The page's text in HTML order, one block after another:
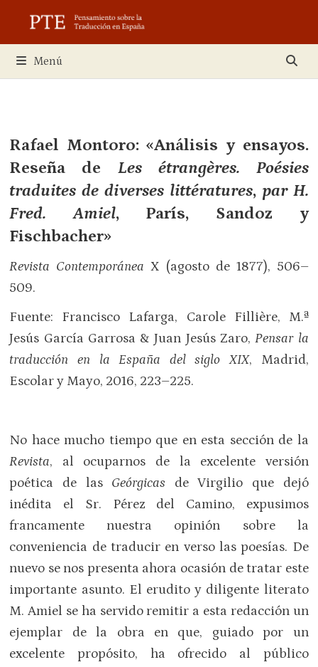
contenido
Menú
Rafael Montoro: «Análisis y ensayos.
Reseña de Les étrangères. Poésies
traduites de diverses littératures, par H.
Fred. Amiel, París, Sandoz y
Fischbacher»
Revista Contemporánea X (agosto de 1877), 506–
509.
Fuente: Francisco Lafarga, Carole Fillière, M.ª
Jesús García Garrosa & Juan Jesús Zaro,Pensar la
traducción en la España del siglo XIX, Madrid,
Escolar y Mayo, 2016, 223–225.
No hace mucho tiempo que en esta sección de la
Revista, al ocuparnos de la excelente versión
poética de las Geórgicas de Virgilio que dejó
inédita el Sr. Pérez del Camino, expusimos
francamente nuestra opinión sobre la
conveniencia de traducir en verso las poesías. De
nuevo se nos presenta ahora ocasión de tratar este
importante asunto. El erudito y diligente literato
M. Amiel se ha servido remitir a esta redacción un
ejemplar de la obra en que, guiado por un
excelente propósito, ha ofrecido al público